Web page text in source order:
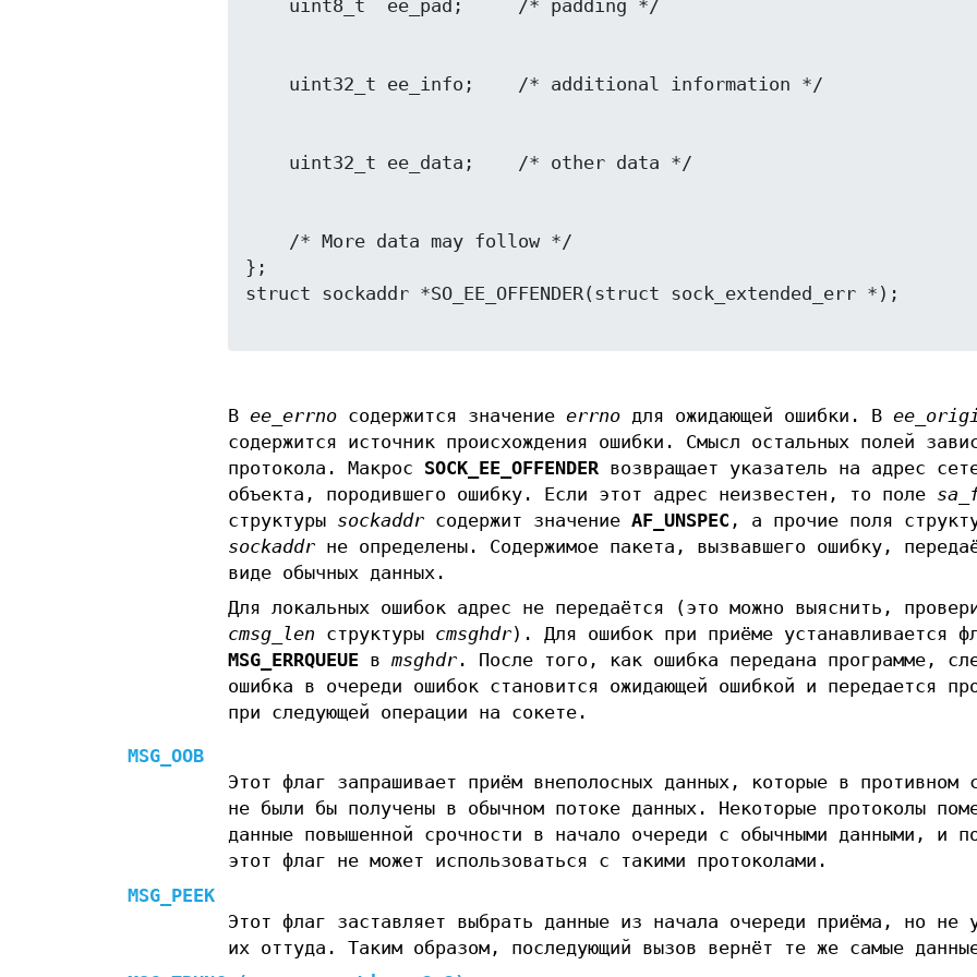
};
struct sockaddr *SO_EE_OFFENDER(struct sock_extended_err *);
В ee_errnoсодержится значение errnoдля ожидающей ошибки. В
содержится источник происхождения ошибки. Смысл остальных полей
протокола. Макрос SOCK_EE_OFFENDERвозвращает указатель на адрес
объекта, породившего ошибку. Если этот адрес неизвестен, то поле
структуры sockaddrсодержит значение AF_UNSPEC , а прочие поля
sockaddrне определены. Содержимое пакета, вызвавшего ошибку,
виде обычных данных.
Для локальных ошибок адрес не передаётся (это можно выяснить,
cmsg_len структуры cmsghdr). Для ошибок при приёме устанавливается
MSG_ERRQUEUEв msghdr. После того, как ошибка передана программе,
ошибка в очереди ошибок становится ожидающей ошибкой и передается
при следующей операции на сокете.
MSG_OOB
Этот флаг запрашивает приём внеполосных данных, которые в противном
не были бы получены в обычном потоке данных. Некоторые протоколы
данные повышенной срочности в начало очереди с обычными данными, и
этот флаг не может использоваться с такими протоколами.
MSG_PEEK
Этот флаг заставляет выбрать данные из начала очереди приёма, но не
их оттуда. Таким образом, последующий вызов вернёт те же самые